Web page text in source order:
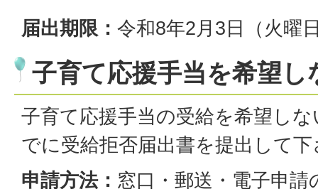
届出期限： 令和8年2月3日（火曜
子育て応援手当を希望し
子育て応援手当の受給を希望し
でに受給拒否届出書を提出して
申請方法： 窓口・郵送・電子申